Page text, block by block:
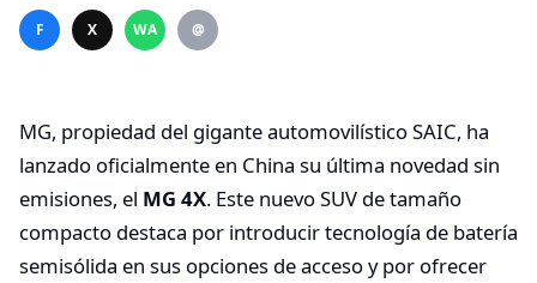
F X WA @
MG, propiedad del gigante automovilístico SAIC, ha
lanzado oficialmente en China su última novedad sin
emisiones, el MG 4X. Este nuevo SUV de tamaño
compacto destaca por introducir tecnología de batería
semisólida en sus opciones de acceso y por ofrecer